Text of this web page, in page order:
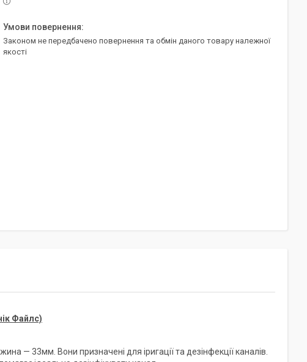
Законом не передбачено повернення та обмін даного товару належної
якості
Файлс)
— 33мм. Вони призначені для іригації та дезінфекції каналів.